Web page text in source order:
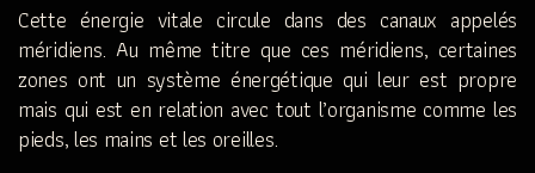
Cette énergie vitale circule dans des canaux appelés
méridiens. Au même titre que ces méridiens, certaines
zones ont un système énergétique qui leur est propre
mais qui est en relation avec tout l’organisme comme les
pieds, les mains et les oreilles.